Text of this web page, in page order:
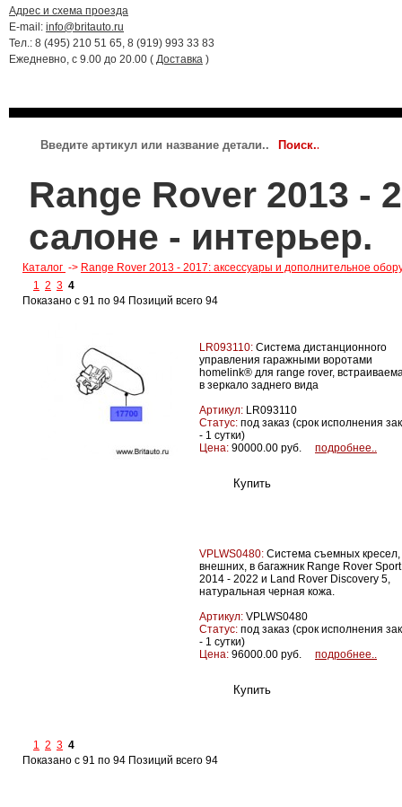
Адрес и схема проезда
E-mail: info@britauto.ru
Тел.: 8 (495) 210 51 65, 8 (919) 993 33 83
Ежедневно, с 9.00 до 20.00 ( Доставка )
Range Rover 2013 -
салоне - интерьер.
Каталог -> Range Rover 2013 - 2017: аксессуары и дополнительное
1 2 3 4
Показано с 91 по 94 Позиций всего 94
LR093110: Система дистанционного
управления гаражными воротами
homelink® для range rover,
в зеркало заднего вида
Артикул: LR093110
Статус: под заказ (срок исполнения
- 1 сутки)
Цена: 90000.00 руб. подробнее..
VPLWS0480: Система съемных кресел,
внешних, в багажник Range Rover Sport
2014 - 2022 и Land Rover Discovery 5,
натуральная черная кожа.
Артикул: VPLWS0480
Статус: под заказ (срок исполнения
- 1 сутки)
Цена: 96000.00 руб. подробнее..
1 2 3 4
Показано с 91 по 94 Позиций всего 94